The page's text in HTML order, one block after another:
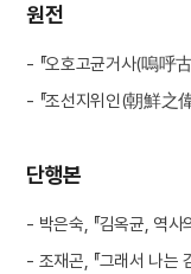
원전
- 『오호고균거사(嗚呼
- 『조선지위인(朝鮮之
단행본
- 박은숙, 『김옥균, 역사
- 조재곤, 『그래서 나는